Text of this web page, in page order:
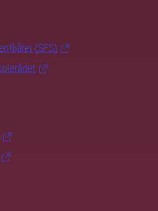
(SFS)